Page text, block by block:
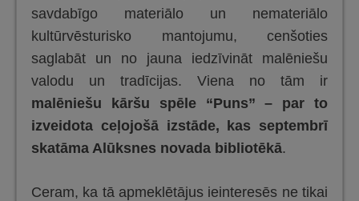
savdabīgo materiālo un nemateriālo
kultūrvēsturisko mantojumu, cenšoties
saglabāt un no jauna iedzīvināt malēniešu
valodu un tradīcijas. Viena no tām ir
malēniešu
kāršu spēle “Puns” – par to
izveidota ceļojošā izstāde, kas septembrī
skatāma Alūksnes novada bibliotēkā.
Ceram, ka tā apmeklētājus ieinteresēs ne tikai